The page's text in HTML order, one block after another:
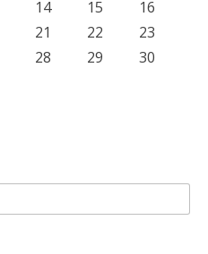
14 15
16
21 22
23
28 29
30